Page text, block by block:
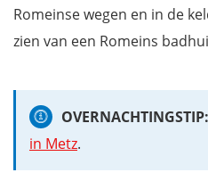
Romeinse wegen en in de
zien van een Romeins
OVERNACHTINGSTIP:
in Metz.